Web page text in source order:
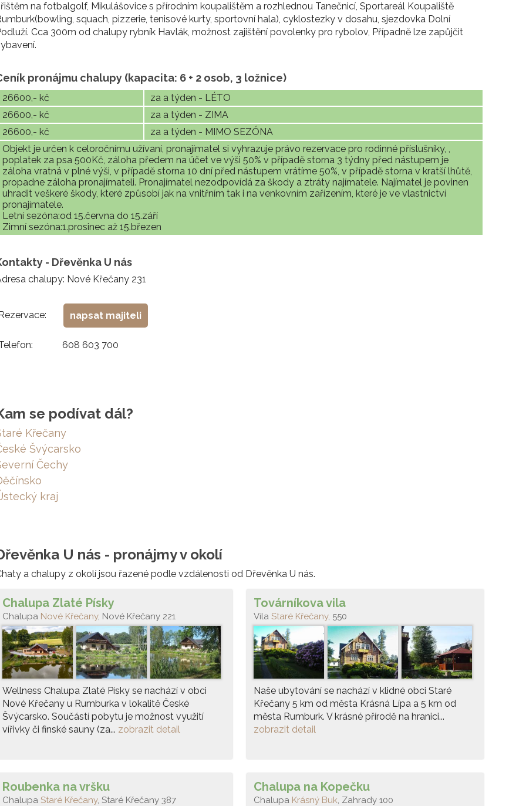
na fotbalgolf, Mikulášovice s přírodním koupalištěm a rozhlednou Tanečnicí, Sportareál Koupaliště
squach, pizzerie, tenisové kurty, sportovní hala), cyklostezky v dosahu, sjezdovka Dolní
Cca 300m od chalupy rybník Havlák, možnost zajištění povolenky pro rybolov, Případně lze zapůjčit
pronájmu chalupy (kapacita: 6 + 2 osob, 3 ložnice)
26600,- kč
za a týden - LÉTO
26600,- kč
za a týden - ZIMA
26600,- kč
za a týden - MIMO SEZÓNA
Objekt je určen k celoročnímu užívaní, pronajímatel si vyhrazuje právo rezervace pro rodinné příslušníky, ,
poplatek za psa 500Kč, záloha předem na účet ve výši 50% v případě storna 3 týdny před nástupem je
záloha vratná v plné výši, v případě storna 10 dní před nástupem vrátíme 50%, v případě storna v kratší lhůtě,
propadne záloha pronajímateli. Pronajímatel nezodpovídá za škody a ztráty najímatele. Najímatel je povinen
uhradit veškeré škody, které způsobí jak na vnitřním tak i na venkovním zařízením, které je ve vlastnictví
pronajímatele.
Letní sezóna:od 15.června do 15.září
Zimní sezóna:1.prosinec až 15.březen
- Dřevěnka U nás
chalupy: Nové Křečany 231
napsat majiteli
608 603 700
se podívat dál?
Křečany
Švýcarsko
Čechy
kraj
U nás - pronájmy v okolí
a chalupy z okolí jsou řazené podle vzdálenosti od Dřevěnka U nás.
Chalupa Zlaté Písky
Chalupa Nové Křečany, Nové Křečany 221
Wellness Chalupa Zlaté Písky se nachází v obci
Nové Křečany u Rumburka v lokalitě České
Švýcarsko. Součástí pobytu je možnost využití
vířivky či finské sauny (za... zobrazit detail
Továrníkova vila
Vila Staré Křečany, 550
Naše ubytování se nachází v klidné obci Staré
Křečany 5 km od města Krásná Lípa a 5 km od
města Rumburk. V krásné přírodě na hranici...
zobrazit detail
Roubenka na vršku
Chalupa Staré Křečany, Staré Křečany 387
Chalupa na Kopečku
Chalupa Krásný Buk, Zahrady 100